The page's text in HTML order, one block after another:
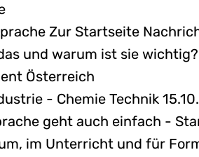
Zur Startseite
und warum ist sie
Österreich
- Chemie Technik
geht auch einfach -
im Unterricht und für